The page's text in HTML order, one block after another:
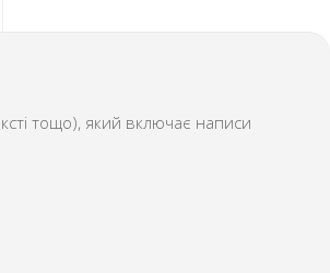
тощо), який включає написи